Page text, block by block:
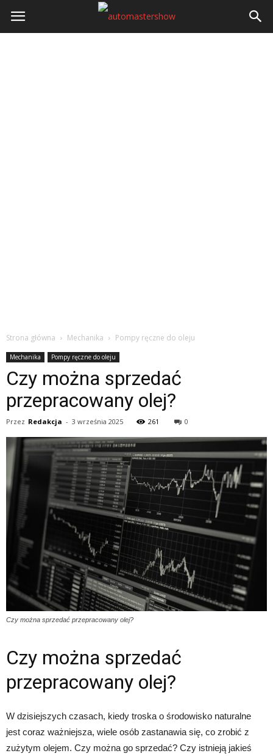
Strona główna Mechanika Pompy ręczne do oleju
Mechanika Pompy ręczne do oleju
Czy można sprzedać
przepracowany olej?
Przez Redakcja - 3 września 2025 261 0
Czy można sprzedać przepracowany olej?
Czy można sprzedać
przepracowany olej?
W dzisiejszych czasach, kiedy troska o środowisko naturalne
jest coraz ważniejsza, wiele osób zastanawia się, co zrobić z
zużytym olejem. Czy można go sprzedać? Czy istnieją jakieś